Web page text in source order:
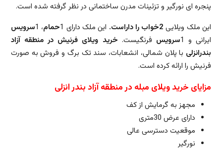
پنجره ای نورگیر و تزئینات مدرن ساختمانی در نظر گرفته شده است.
این ملک ویلایی 2خواب را داراست. این ملک دارای 1 حمام، 1
سرویس
ایرانی و 1
سرویس فرنگیست. خرید ویلای فرنیش در منطقه آزاد
بندرانزلی با پلان شمالی، انشعابات، سند تک برگ و فروش به صورت
فرنیش را ارائه کرده است.
مزایای خرید ویلای مبله در منطقه آزاد بندر انزلی
مجهز به گرمایش از کف
دارای عرض 30متری
موقعیت دسترسی عالی
نورگیر